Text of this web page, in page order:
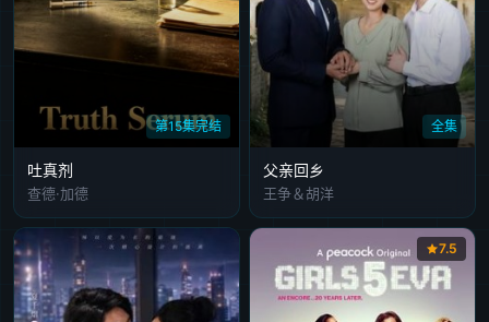
第15集完结
吐真剂
查德·加德
全集
父亲回乡
王争＆胡洋
7.5